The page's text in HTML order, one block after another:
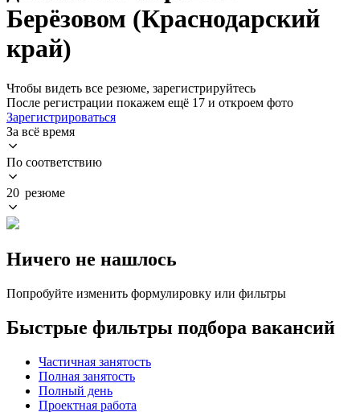
Берёзовом (Краснодарский
край)
Чтобы видеть все резюме, зарегистрируйтесь
После регистрации покажем ещё 17 и откроем фото
Зарегистрироваться
За всё время
По соответствию
20 резюме
Ничего не нашлось
Попробуйте изменить формулировку или фильтры
Быстрые фильтры подбора вакансий
Частичная занятость
Полная занятость
Полный день
Проектная работа